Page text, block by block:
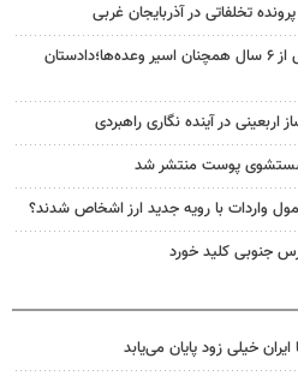
پل تنگ سریز بویراحمد پس از ۶ سال همچنان اسیر وعده‌ها؛دادستان
در آینده نگاری راهبردی
پوست منتشر شد
واردات با رویه جدید ارز اشخاص شدند؟
جنوبی کلید خورد
خیلی زود پایان می‌یابد